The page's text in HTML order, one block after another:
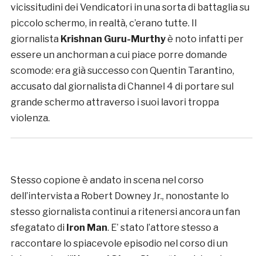
vicissitudini dei Vendicatori in una sorta di battaglia su
piccolo schermo, in realtà, c’erano tutte. Il
giornalista Krishnan Guru-Murthyè noto infatti per
essere un anchorman a cui piace porre domande
scomode: era già successo con Quentin Tarantino,
accusato dal giornalista di Channel 4 di portare sul
grande schermo attraverso i suoi lavori troppa
violenza.
Stesso copione è andato in scena nel corso
dell’intervista a Robert Downey Jr., nonostante lo
stesso giornalista continui a ritenersi ancora un fan
sfegatato di Iron Man. E’ stato l’attore stesso a
raccontare lo spiacevole episodio nel corso di un